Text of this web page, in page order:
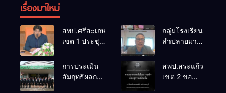
เรื่องมาใหม่
สพป.ศรีสะเกษ
เขต 1 ประชุม
จัดการ
แข่งขันงาน
ศิลปหัตถกรรม
กลุ่มโรงเรียน
ลำปลายมาศ
เคลื่อน RT,
NT, O-NET
การประเมิน
สัมฤทธิผลการ
สพป.สระแก้ว
เขต 2 ขอ